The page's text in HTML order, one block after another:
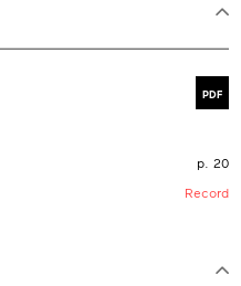
PDF
p. 20
Record